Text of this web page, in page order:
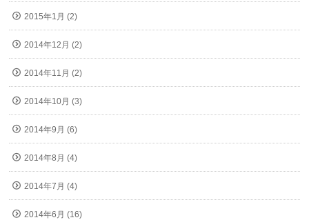
2015年1月 (2)
2014年12月 (2)
2014年11月 (2)
2014年10月 (3)
2014年9月 (6)
2014年8月 (4)
2014年7月 (4)
2014年6月 (16)